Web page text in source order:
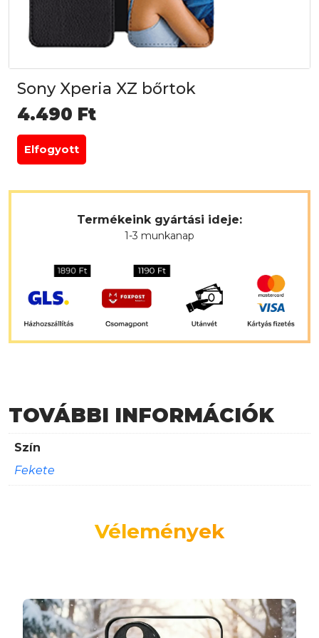
Sony Xperia XZ bőrtok
4.490 Ft
Elfogyott
Termékeink gyártási ideje:
1-3 munkanap
TOVÁBBI INFORMÁCIÓK
Szín
Fekete
Vélemények